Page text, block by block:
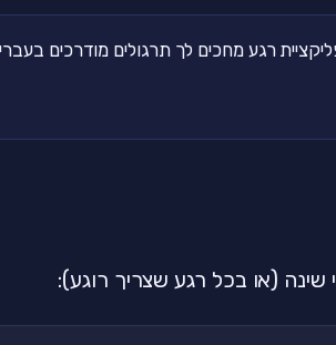
רגע מחכים לך תרגולים מודרכים בעברית של 2-5